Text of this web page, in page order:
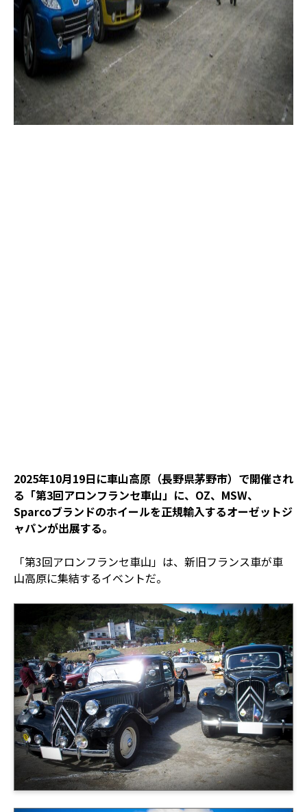
2025年10月19日に車山高原（長野県茅野市）で開催され
る「第3回アロンフランセ車山」に、OZ、MSW、
Sparcoブランドのホイールを正規輸入するオーゼットジ
ャパンが出展する。
「第3回アロンフランセ車山」は、新旧フランス車が車
山高原に集結するイベントだ。